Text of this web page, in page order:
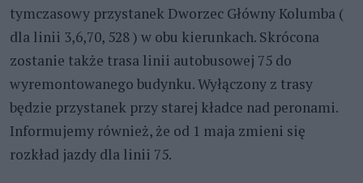
tymczasowy przystanek Dworzec Główny Kolumba (
dla linii 3,6,70, 528 ) w obu kierunkach. Skrócona
zostanie także trasa linii autobusowej 75 do
wyremontowanego budynku. Wyłączony z trasy
będzie przystanek przy starej kładce nad peronami.
Informujemy również, że od 1 maja zmieni się
rozkład jazdy dla linii 75.